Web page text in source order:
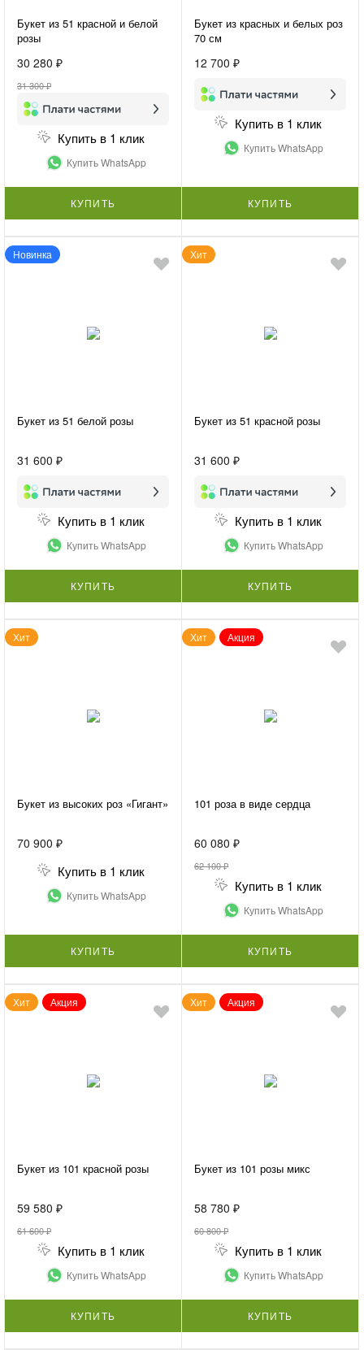
Букет из 51 красной и белой
розы
30 280 ₽
31 300 ₽
Купить в 1 клик
Купить WhatsApp
КУПИТЬ
Букет из красных и белых роз
70 см
12 700 ₽
Купить в 1 клик
Купить WhatsApp
КУПИТЬ
Новинка
Букет из 51 белой розы
31 600 ₽
Купить в 1 клик
Купить WhatsApp
КУПИТЬ
Хит
Букет из 51 красной розы
31 600 ₽
Купить в 1 клик
Купить WhatsApp
КУПИТЬ
Хит
Букет из высоких роз «Гигант»
70 900 ₽
Купить в 1 клик
Купить WhatsApp
КУПИТЬ
Хит Акция
101 роза в виде сердца
60 080 ₽
62 100 ₽
Купить в 1 клик
Купить WhatsApp
КУПИТЬ
Хит Акция
Букет из 101 красной розы
59 580 ₽
61 600 ₽
Купить в 1 клик
Купить WhatsApp
КУПИТЬ
Хит Акция
Букет из 101 розы микс
58 780 ₽
60 800 ₽
Купить в 1 клик
Купить WhatsApp
КУПИТЬ